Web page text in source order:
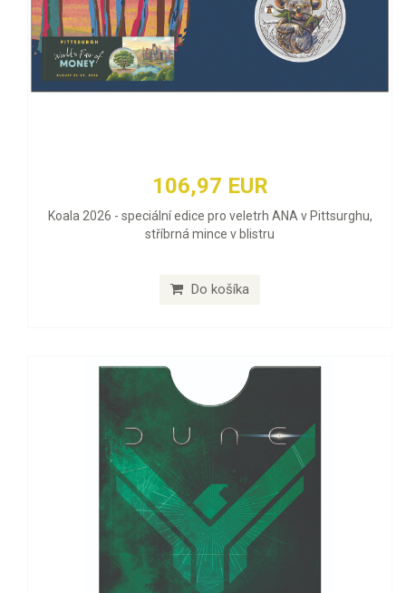
106,97 EUR
Koala 2026 - speciální edice pro veletrh ANA v Pittsurghu,
stříbrná mince v blistru
Do košíka